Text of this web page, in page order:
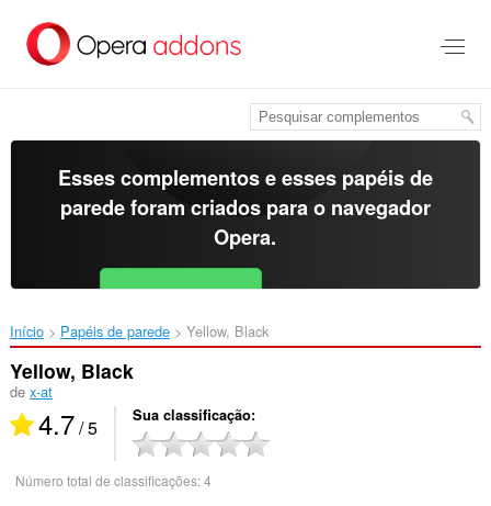
para
Esses complementos e esses papéis de
parede foram criados para o navegador
Opera.
Baixar o Opera Free for Android
Início Papéis de parede Yellow, Black‎
Yellow, Black
de x-at
4.7/ 5 Sua classificação
Número total de classificações:4